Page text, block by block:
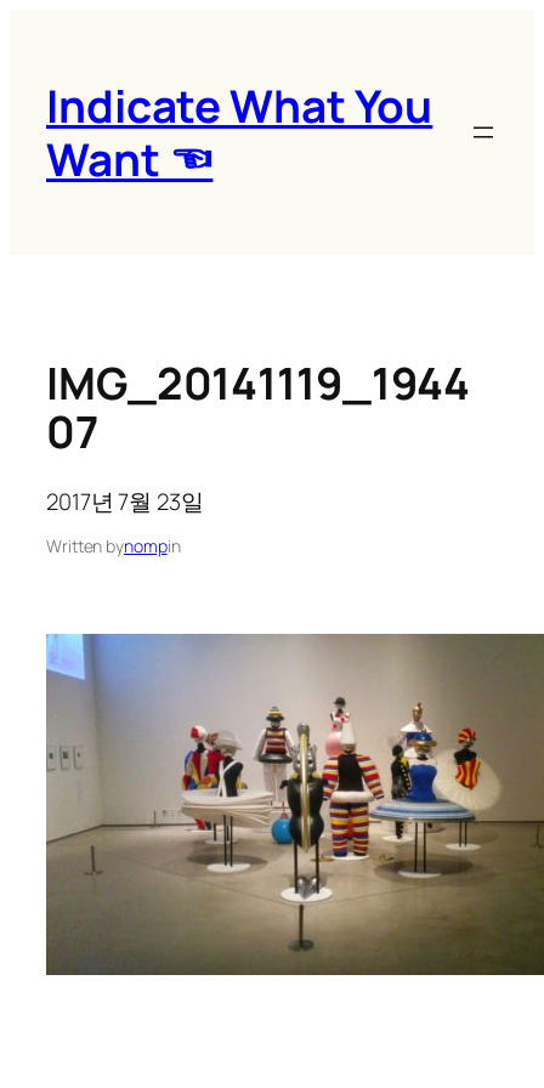
Indicate What You
Want ☜
IMG_20141119_1944
07
2017년 7월 23일
Written bynompin